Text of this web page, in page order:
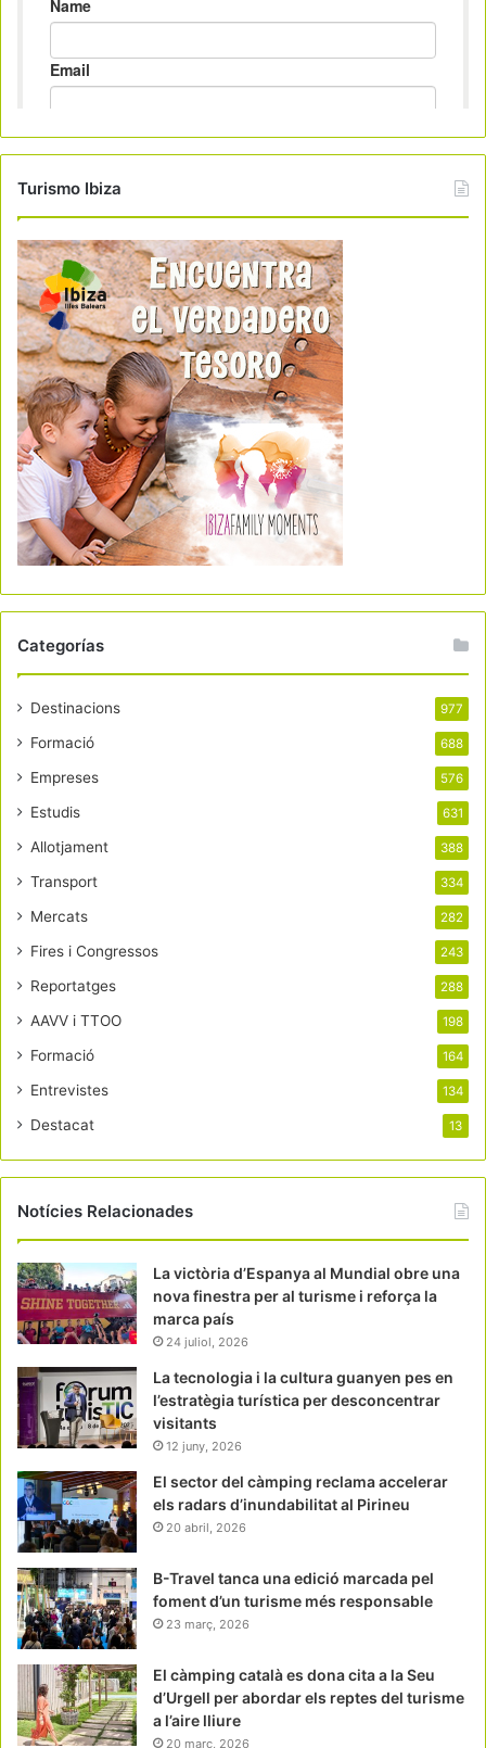
Turismo Ibiza
Categorías
Destinacions 977
Formació 688
Empreses 576
Estudis 631
Allotjament 388
Transport 334
Mercats 282
Fires i Congressos 243
Reportatges 288
AAVV i TTOO 198
Formació 164
Entrevistes 134
Destacat 13
Notícies Relacionades
La victòria d’Espanya al Mundial obre una
nova finestra per al turisme i reforça la
marca país
24 juliol, 2026
La tecnologia i la cultura guanyen pes en
l’estratègia turística per desconcentrar
visitants
12 juny, 2026
El sector del càmping reclama accelerar
els radars d’inundabilitat al Pirineu
20 abril, 2026
B-Travel tanca una edició marcada pel
foment d’un turisme més responsable
23 març, 2026
El càmping català es dona cita a la Seu
d’Urgell per abordar els reptes del turisme
a l’aire lliure
20 març, 2026